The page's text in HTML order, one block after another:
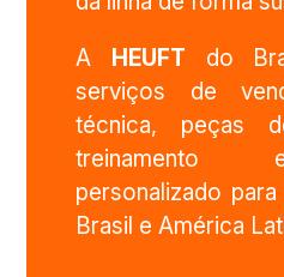
A HEUFT do
serviços de
técnica, peças
treinamento
personalizado
Brasil e América